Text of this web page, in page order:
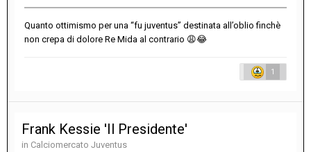
Quanto ottimismo per una “fu juventus” destinata all’oblio finchè
non crepa di dolore Re Mida al contrario 😩😂
1
Frank Kessie 'Il Presidente'
in Calciomercato Juventus